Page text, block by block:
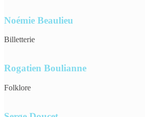
Noémie Beaulieu
Billetterie
Rogatien Boulianne
Folklore